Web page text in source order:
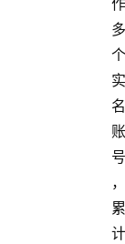
作
多
个
实
名
账
号
，
累
计